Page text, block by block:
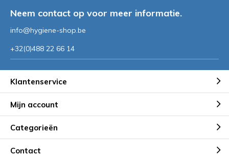
Neem contact op voor meer informatie.
info@hygiene-shop.be
+32(0)488 22 66 14
Klantenservice
Mijn account
Categorieën
Contact